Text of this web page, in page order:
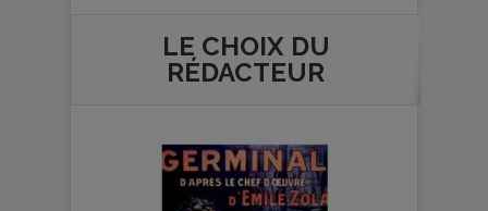
LE CHOIX DU
RÉDACTEUR